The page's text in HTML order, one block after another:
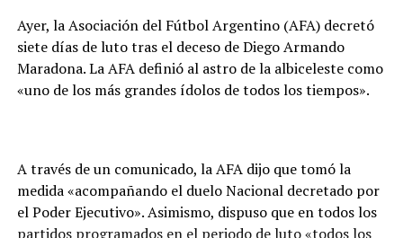
Ayer, la Asociación del Fútbol Argentino (AFA) decretó
siete días de luto tras el deceso de Diego Armando
Maradona. La AFA definió al astro de la albiceleste como
«uno de los más grandes ídolos de todos los tiempos».
A través de un comunicado, la AFA dijo que tomó la
medida «acompañando el duelo Nacional decretado por
el Poder Ejecutivo». Asimismo, dispuso que en todos los
partidos programados en el periodo de luto «todos los